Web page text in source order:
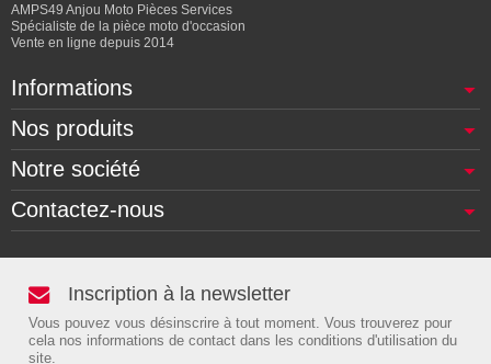
AMPS49 Anjou Moto Pièces Services
Spécialiste de la pièce moto d'occasion
Vente en ligne depuis 2014
Informations
Nos produits
Notre société
Contactez-nous
Inscription à la newsletter
Vous pouvez vous désinscrire à tout moment. Vous trouverez pour
cela nos informations de contact dans les conditions d'utilisation du
site.